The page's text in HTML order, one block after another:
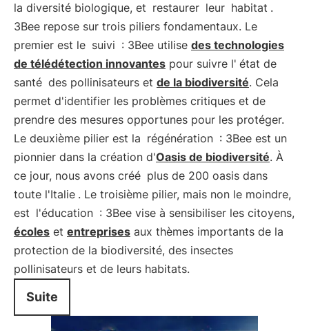
la diversité biologique, et restaurer leur habitat .
3Bee repose sur trois piliers fondamentaux. Le
premier est le suivi : 3Bee utilise des technologies
de télédétection innovantes pour suivre l' état de
santé des pollinisateurs et de la biodiversité. Cela
permet d'identifier les problèmes critiques et de
prendre des mesures opportunes pour les protéger.
Le deuxième pilier est la régénération : 3Bee est un
pionnier dans la création d'Oasis de biodiversité. À
ce jour, nous avons créé plus de 200 oasis dans
toute l'Italie . Le troisième pilier, mais non le moindre,
est l'éducation : 3Bee vise à sensibiliser les citoyens,
écoles et entreprises aux thèmes importants de la
protection de la biodiversité, des insectes
pollinisateurs et de leurs habitats.
Suite